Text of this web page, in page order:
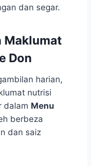
dan segar.
Maklumat
Don
harian,
nutrisi
dalam Menu
berbeza
dan saiz